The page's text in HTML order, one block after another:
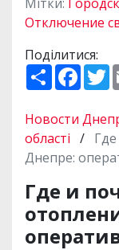
Отключение
Поділитися:
П
о
р
и
т
и
F
a
b
o
o
k
T
w
t
e
r
Новости
області /
Днепре:
Где и